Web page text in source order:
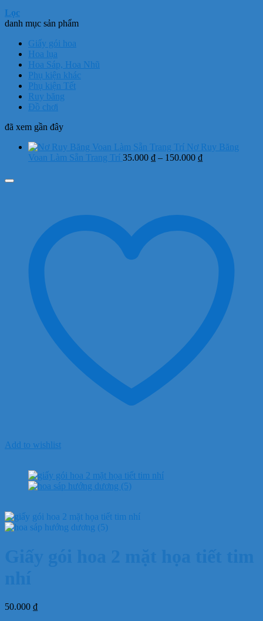
Lọc
danh mục sản phẩm
Giấy gói hoa
Hoa lụa
Hoa Sáp, Hoa Nhũ
Phụ kiện khác
Phụ kiện Tết
Ruy băng
Đồ chơi
đã xem gần đây
Nơ Ruy Băng
Voan Làm Sẵn Trang Trí 35.000 ₫ – 150.000 ₫Khoảng
Add to wishlist
50.000 ₫